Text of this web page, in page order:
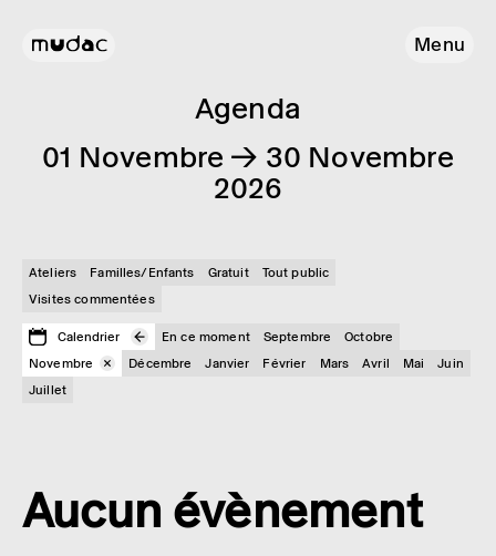
Menu
Agenda
01 Novembre → 30 Novembre
2026
Ateliers Familles/Enfants Gratuit
Tout public
Visites commentées
Calendrier En ce moment Septembre
Octobre
Novembre
Décembre Janvier Février Mars Avril Mai
Juin
Juillet
Aucun évènement